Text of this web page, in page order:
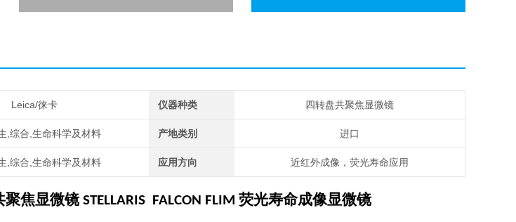
Leica/徕卡 仪器种类 四转盘共聚焦显微镜
,综合,生命科学及材料 产地类别 进口
,综合,生命科学及材料 应用方向 近红外成像，荧光寿命应用
焦显微镜 STELLARIS FALCON FLIM 荧光寿命成像显微镜